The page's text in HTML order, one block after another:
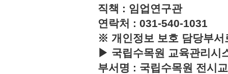
직책 : 임업연구관
연락처 : 031-540-1031
※ 개인정보 보호 담당부서
▶ 국립수목원 교육관리시
부서명 : 국립수목원 전시